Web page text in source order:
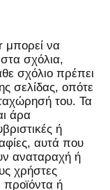
μπορεί να
σχόλια,
σχόλιο πρέπει
σελίδας, οπότε
του. Τα
άρα
ή
αυτά που
αναταραχή ή
χρήστες
προϊόντα ή